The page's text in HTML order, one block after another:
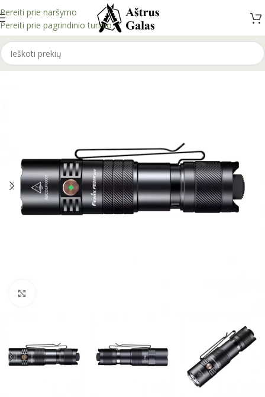
Pereiti prie naršymo
Pereiti prie pagrindinio turinio